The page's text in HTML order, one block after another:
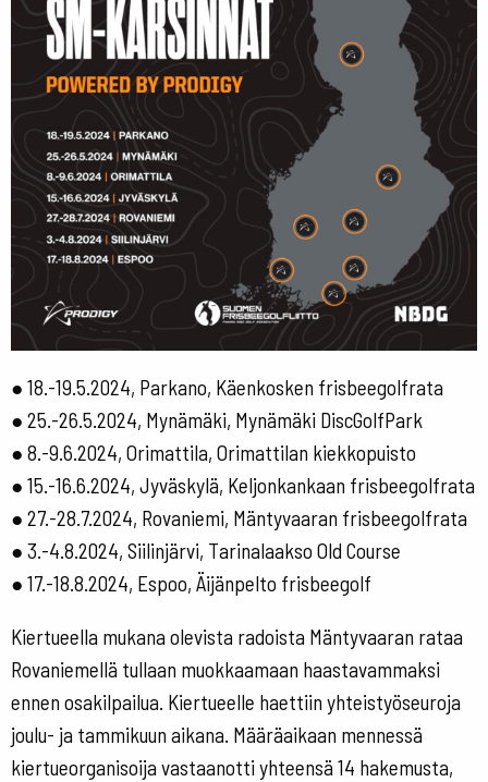
● 18.-19.5.2024, Parkano, Käenkosken frisbeegolfrata
● 25.-26.5.2024, Mynämäki, Mynämäki DiscGolfPark
● 8.-9.6.2024, Orimattila, Orimattilan kiekkopuisto
● 15.-16.6.2024, Jyväskylä, Keljonkankaan frisbeegolfrata
● 27.-28.7.2024, Rovaniemi, Mäntyvaaran frisbeegolfrata
● 3.-4.8.2024, Siilinjärvi, Tarinalaakso Old Course
● 17.-18.8.2024, Espoo, Äijänpelto frisbeegolf
Kiertueella mukana olevista radoista Mäntyvaaran rataa
Rovaniemellä tullaan muokkaamaan haastavammaksi
ennen osakilpailua. Kiertueelle haettiin yhteistyöseuroja
joulu- ja tammikuun aikana. Määräaikaan mennessä
kiertueorganisoija vastaanotti yhteensä 14 hakemusta,